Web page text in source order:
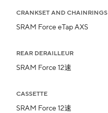
CRANKSET AND CHAINRINGS
SRAM Force eTap AXS
REAR DERAILLEUR
SRAM Force 12速
CASSETTE
SRAM Force 12速